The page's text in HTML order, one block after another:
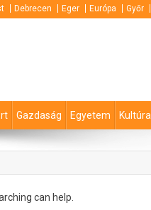
Debrecen Eger Európa Győr
Gazdaság Egyetem Kultúra
can help.